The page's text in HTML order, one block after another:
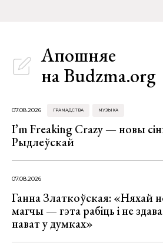
Апошняе
на Budzma.org
07.08.2026 ГРАМАДСТВА МУЗЫКА
I’m Freaking Crazy — новы
Рыдлеўскай
07.08.2026
Ганна Златкоўская: «Няхай
магчы — гэта рабіць і не
нават у думках»